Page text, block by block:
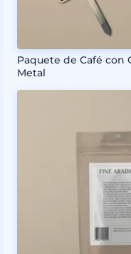
Paquete de Café con
Metal